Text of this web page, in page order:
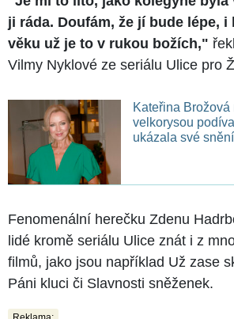
ji ráda. Doufám, že jí bude lépe, i
věku už je to v rukou božích,"
Vilmy Nyklové ze seriálu Ulice pro
Kateřina Brožová
velkorysou
ukázala své snění
Fenomenální herečku Zdenu
lidé kromě seriálu Ulice znát i z
filmů, jako jsou například Už zase
Páni kluci či Slavnosti sněženek.